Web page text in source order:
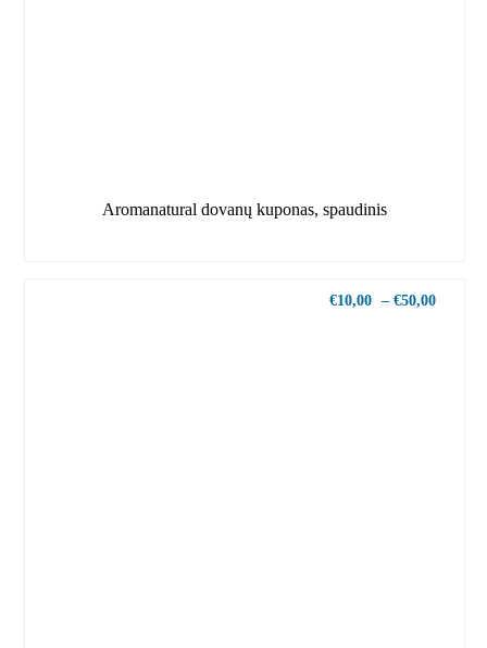
Aromanatural dovanų kuponas, spaudinis
€10,00 – €50,00